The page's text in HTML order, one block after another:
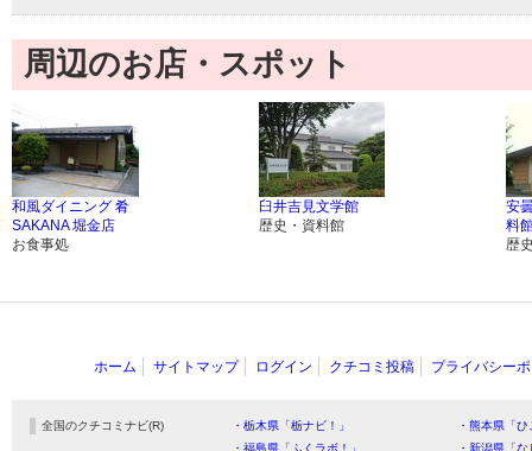
周辺のお店・スポット
和風ダイニング 肴
SAKANA 堀金店
お食事処
臼井吉見文学館
歴史・資料館
安
料
歴
ホーム サイトマップ ログイン クチコミ投稿 プライバシー
全国のクチコミナビ(R) ・栃木県「栃ナビ！」
・熊本県「
・福島県「ふくラボ！」
・新潟県「